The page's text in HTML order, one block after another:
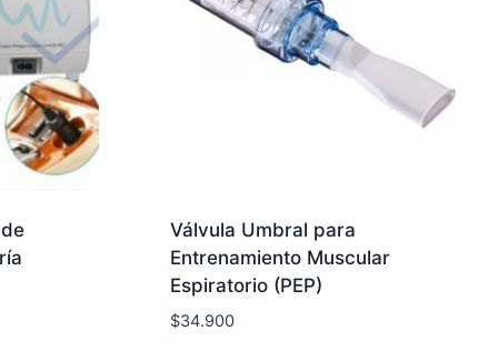
Válvula Umbral para
Entrenamiento Muscular
Espiratorio (PEP)
$34.900